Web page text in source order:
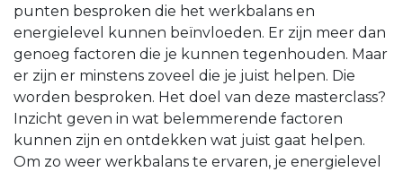
punten besproken die het werkbalans en
energielevel kunnen beïnvloeden. Er zijn meer dan
genoeg factoren die je kunnen tegenhouden. Maar
er zijn er minstens zoveel die je juist helpen. Die
worden besproken. Het doel van deze masterclass?
Inzicht geven in wat belemmerende factoren
kunnen zijn en ontdekken wat juist gaat helpen.
Om zo weer werkbalans te ervaren, je energielevel